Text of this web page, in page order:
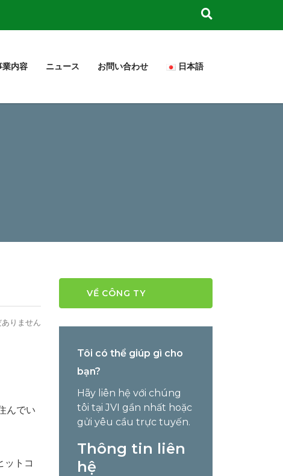
業内容 ニュース お問い合わせ 日本語
りません
んでい
ットコ
VỀ CÔNG TY
Tôi có thể giúp gì cho
bạn?
Hãy liên hệ với chúng
tôi tại JVI gần nhất hoặc
gửi yêu cầu trực tuyến.
Thông tin liên
hệ